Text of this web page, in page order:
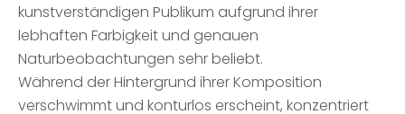
kunstverständigen Publikum aufgrund ihrer
lebhaften Farbigkeit und genauen
Naturbeobachtungen sehr beliebt.
Während der Hintergrund ihrer Komposition
verschwimmt und konturlos erscheint, konzentriert